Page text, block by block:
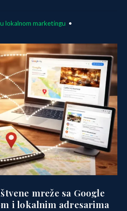
lokalnom marketingu •
mreže sa Google
i lokalnim adresarima